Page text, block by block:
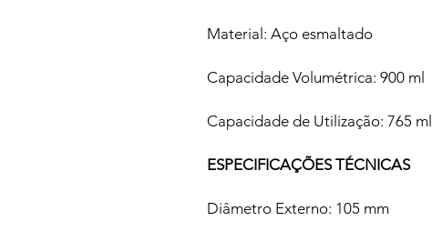
Material: Aço esmaltado
Capacidade Volumétrica: 900 ml
Capacidade de Utilização: 765 ml
ESPECIFICAÇÕES TÉCNICAS
Diâmetro Externo: 105 mm